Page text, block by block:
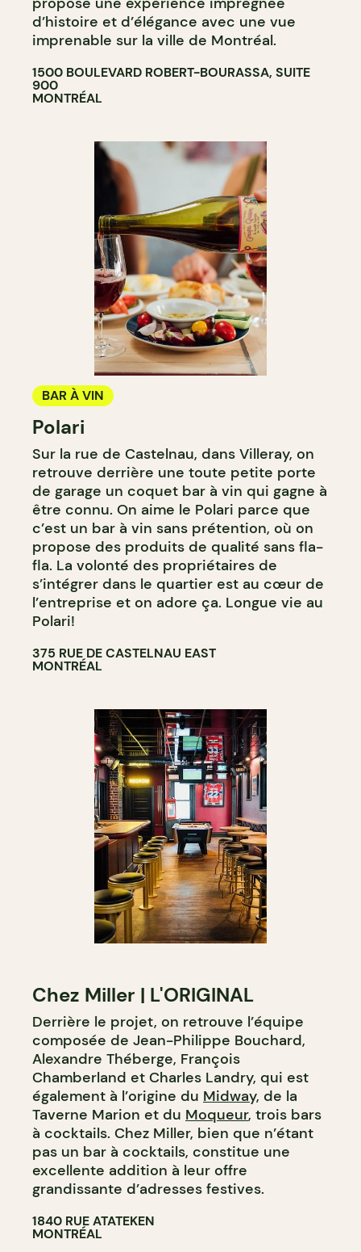
d’histoire et d’élégance avec une vue
imprenable sur la ville de Montréal.
1500 BOULEVARD ROBERT-BOURASSA, SUITE
900
MONTRÉAL
BAR À VIN
Polari
Sur la rue de Castelnau, dans Villeray, on
retrouve derrière une toute petite porte
de garage un coquet bar à vin qui gagne à
être connu. On aime le Polari parce que
c’est un bar à vin sans prétention, où on
propose des produits de qualité sans fla-
fla. La volonté des propriétaires de
s’intégrer dans le quartier est au cœur de
l’entreprise et on adore ça. Longue vie au
Polari!
375 RUE DE CASTELNAU EAST
MONTRÉAL
Chez Miller | L'ORIGINAL
Derrière le projet, on retrouve l’équipe
composée de Jean-Philippe Bouchard,
Alexandre Théberge, François
Chamberland et Charles Landry, qui est
également à l’origine du Midway, de la
Taverne Marion et du Moqueur, trois bars
à cocktails. Chez Miller, bien que n’étant
pas un bar à cocktails, constitue une
excellente addition à leur offre
grandissante d’adresses festives.
1840 RUE ATATEKEN
MONTRÉAL